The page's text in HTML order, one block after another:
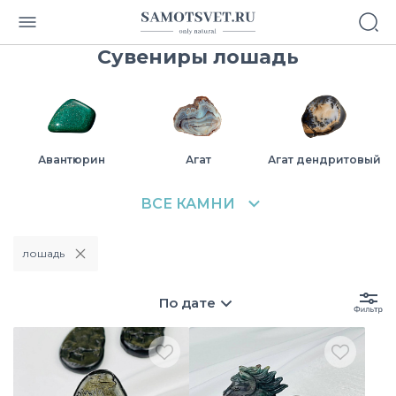
Сувениры лошадь
Авантюрин Агат Агат дендритовый
Азурит
Аметист Аммонит Бычий глаз
лошадь
По дате